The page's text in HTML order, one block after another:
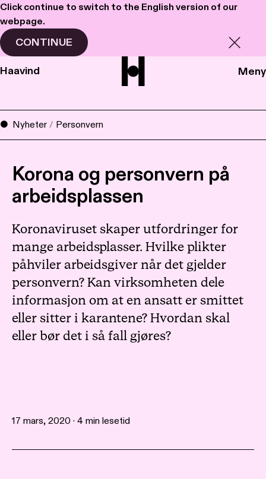
Click continue to switch to the English version of our
webpage.
CONTINUE
Haavind Meny
Nyheter / Personvern
Korona og personvern på
arbeidsplassen
Koronaviruset skaper utfordringer for
mange arbeidsplasser. Hvilke plikter
påhviler arbeidsgiver når det gjelder
personvern? Kan virksomheten dele
informasjon om at en ansatt er smittet
eller sitter i karantene? Hvordan skal
eller bør det i så fall gjøres?
17 mars, 2020 · 4 min lesetid